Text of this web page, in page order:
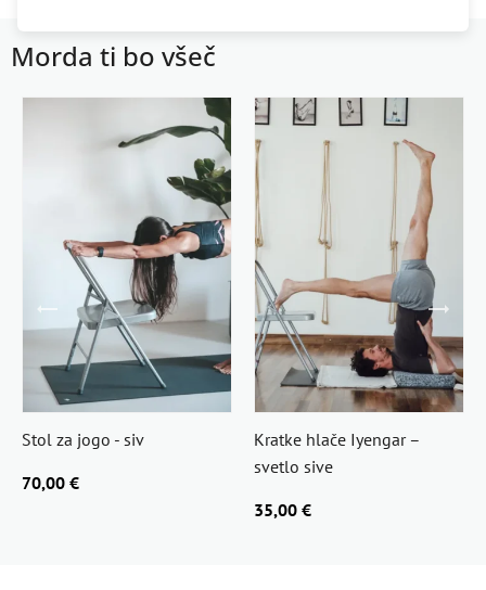
Morda ti bo všeč
Stol za jogo - siv
70,00 €
Kratke hlače Iyengar –
svetlo sive
35,00 €